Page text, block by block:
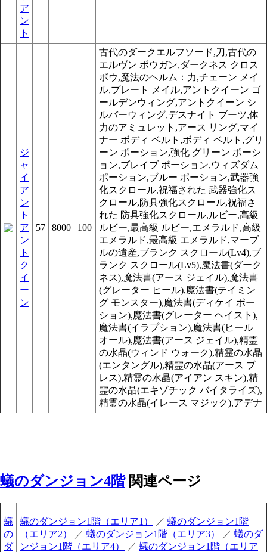
ア
ン
ト
ジ
ャ
イ
ア
ン
ト
ア
ン
ト
ク
イ
ー
ン
57 8000 100
古代のダークエルフソード,刀,古代の
エルヴン ボウガン,ダークネス クロス
ボウ,魔法のヘルム：力,チェーン メイ
ル,プレート メイル,アントクイーン ゴ
ールデンウィング,アントクイーン シ
ルバーウィング,デスナイト ブーツ,体
力のアミュレット,アース リング,マイ
ナー ボディ ベルト,ボディ ベルト,グリ
ーン ポーション,強化 グリーン ポーシ
ョン,ブレイブ ポーション,ウィズダム
ポーション,ブルー ポーション,武器強
化スクロール,祝福された 武器強化ス
クロール,防具強化スクロール,祝福さ
れた 防具強化スクロール,ルビー,高級
ルビー,最高級 ルビー,エメラルド,高級
エメラルド,最高級 エメラルド,マーブ
ルの遺産,ブランク スクロール(Lv4),ブ
ランク スクロール(Lv5),魔法書(ダーク
ネス),魔法書(アース ジェイル),魔法書
(グレーター ヒール),魔法書(テイミン
グ モンスター),魔法書(ディケイ ポー
ション),魔法書(グレーター ヘイスト),
魔法書(イラプション),魔法書(ヒール
オール),魔法書(アース ジェイル),精霊
の水晶(ウィンド ウォーク),精霊の水晶
(エンタングル),精霊の水晶(アース ブ
レス),精霊の水晶(アイアン スキン),精
霊の水晶(エキゾチック バイタライズ),
精霊の水晶(イレース マジック),アデナ
蟻のダンジョン4階関連ページ
蟻
の
ダ
蟻のダンジョン1階（エリア1） ／ 蟻のダンジョン1階
（エリア2）
／ 蟻のダンジョン1階（エリア3） ／ 蟻のダ
ンジョン1階（エリア4）
／ 蟻のダンジョン1階（エリア